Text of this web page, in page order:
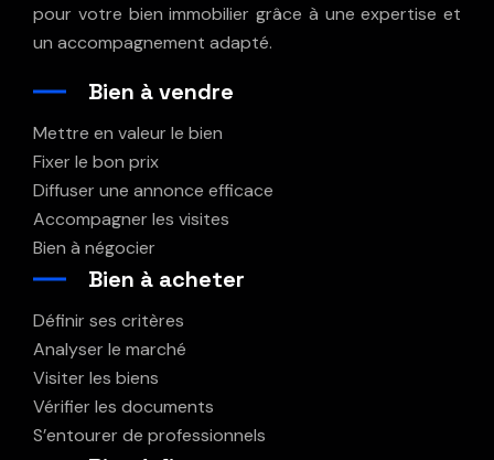
pour votre bien immobilier grâce à une expertise et
un accompagnement adapté.
Bien à vendre
Mettre en valeur le bien
Fixer le bon prix
Diffuser une annonce efficace
Accompagner les visites
Bien à négocier
Bien à acheter
Définir ses critères
Analyser le marché
Visiter les biens
Vérifier les documents
S’entourer de professionnels